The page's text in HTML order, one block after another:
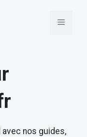
Menu
avec nos guides,